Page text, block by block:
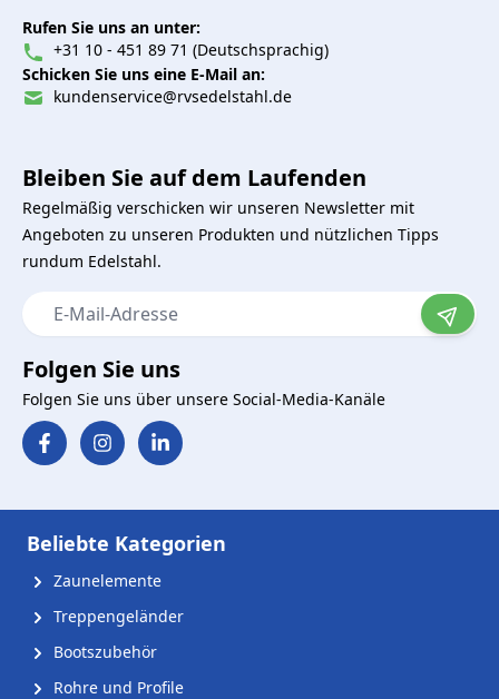
Rufen Sie uns an unter:
+31 10 - 451 89 71 (Deutschsprachig)
Schicken Sie uns eine E-Mail an:
kundenservice@rvsedelstahl.de
Bleiben Sie auf dem Laufenden
Regelmäßig verschicken wir unseren Newsletter mit
Angeboten zu unseren Produkten und nützlichen Tipps
rundum Edelstahl.
E-Mail-Adresse
Folgen Sie uns
Folgen Sie uns über unsere Social-Media-Kanäle
Beliebte Kategorien
Zaunelemente
Treppengeländer
Bootszubehör
Rohre und Profile